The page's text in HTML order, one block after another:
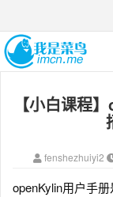
【小白课程
fenshezhuiyi2
openKylin用户手